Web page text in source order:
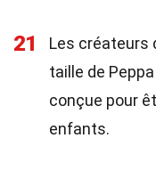
21
Les créateurs
taille de
conçue pour
enfants.